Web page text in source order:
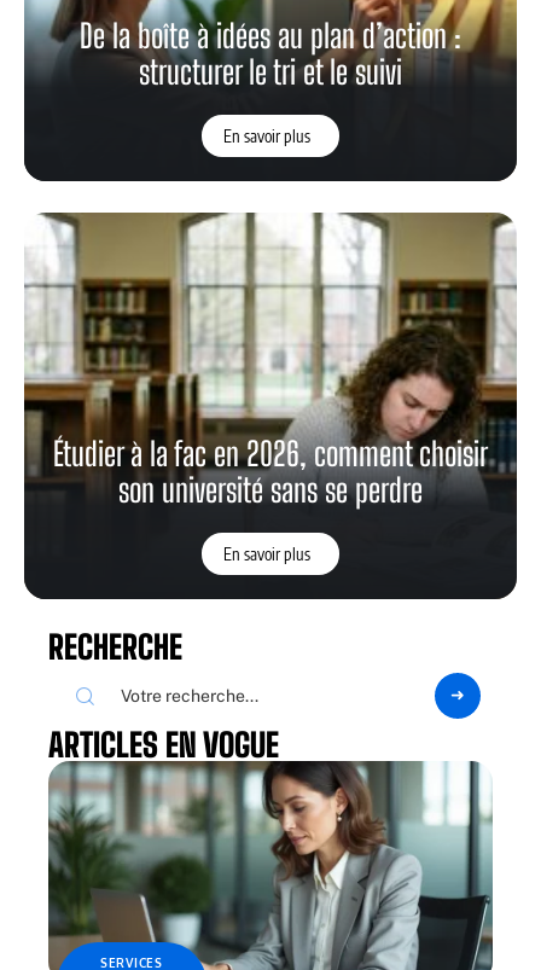
Étudier à la fac en 2026, comment choisir
son université sans se perdre
En savoir plus
RECHERCHE
ARTICLES EN VOGUE
Condoléances pour une collègue : textes
NEWS
Crédit mariage : comment ça fonctionne ?